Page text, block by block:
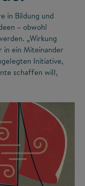
in Bildung und
– obwohl
„Wirkung
in ein Miteinander
Initiative,
schaffen will,